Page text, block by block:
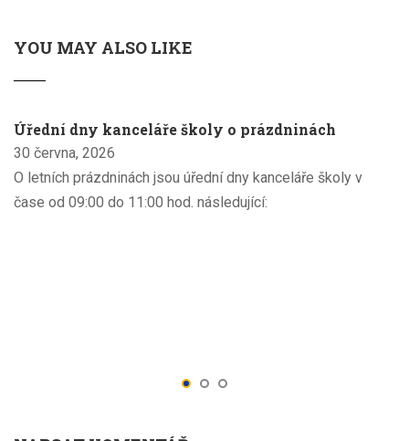
YOU MAY ALSO LIKE
Úřední dny kanceláře školy o prázdninách
30 června, 2026
O letních prázdninách jsou úřední dny kanceláře školy v
čase od 09:00 do 11:00 hod. následující: